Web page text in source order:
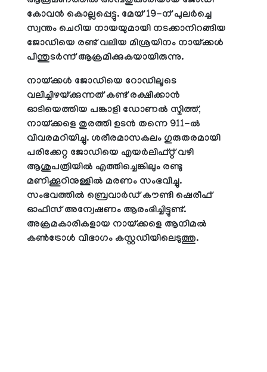
കോവന്‍ കൊല്ലപ്പെട്ടു. മേയ് 19-ന് പുലര്‍ച്ചെ
സ്വന്തം ചെറിയ നായയുമായി നടക്കാനിറങ്ങിയ
ജോഡിയെ രണ്ട് വലിയ മിശ്രയിനം നായ്ക്കള്‍
പിന്തുടര്‍ന്ന് ആക്രമിക്കുകയായിരുന്നു.
നായ്ക്കള്‍ ജോഡിയെ റോഡിലൂടെ
വലിച്ചിഴയ്ക്കുന്നത് കണ്ട് രക്ഷിക്കാന്‍
ഓടിയെത്തിയ പങ്കാളി ഡോണല്‍ സ്മിത്ത്,
നായ്ക്കളെ തുരത്തി ഉടന്‍ തന്നെ 911-ല്‍
വിവരമറിയിച്ചു. ശരീരമാസകലം ഗുരുതരമായി
പരിക്കേറ്റ ജോഡിയെ എയര്‍ലിഫ്റ്റ് വഴി
ആശുപത്രിയില്‍ എത്തിച്ചെങ്കിലും രണ്ടു
മണിക്കൂറിനുള്ളില്‍ മരണം സംഭവിച്ചു.
സംഭവത്തില്‍ ബ്രെവാര്‍ഡ് കൗണ്ടി ഷെരീഫ്
ഓഫീസ് അന്വേഷണം ആരംഭിച്ചിട്ടുണ്ട്.
അക്രമകാരികളായ നായ്ക്കളെ ആനിമല്‍
കണ്‍ട്രോള്‍ വിഭാഗം കസ്റ്റഡിയിലെടുത്തു.